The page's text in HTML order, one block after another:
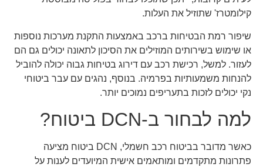
קילומטרז' שתוזיל את העלות.
שיפור רמת הבטיחות ברכב באמצעות התקנת מערכות נוספות
או שימוש בשירותים המוזילים את הסיכון לתאונה יכולים גם הם
לעזור. למשל, רכישת רכב עם דירוג בטיחות גבוה יכולה להוביל
להנחות משמעותיות בפרמיה. בנוסף, נהגים עם עבר ביטוחי
נקי יכולים לזכות בתעריפים נמוכים יותר.
למה לבחור ב-DCN ביטוח?
כאשר מדובר בביטוח רכב חשמלי, DCN ביטוח מציעה
פתרונות מתקדמים ומותאמים אישית המיועדים לענות על